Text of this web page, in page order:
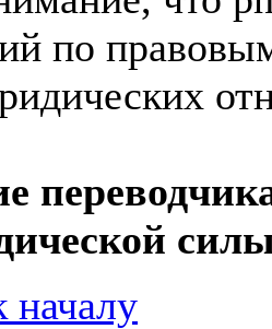
по
началу